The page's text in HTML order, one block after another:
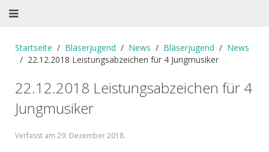
Startseite Bläserjugend News Bläserjugend
News
22.12.2018 Leistungsabzeichen für 4 Jungmusiker
22.12.2018 Leistungsabzeichen für 4
Jungmusiker
Verfasst am 29. Dezember 2018.